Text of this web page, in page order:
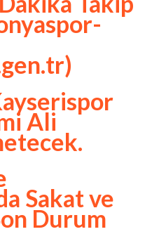
Ali
Sakat ve
Durum